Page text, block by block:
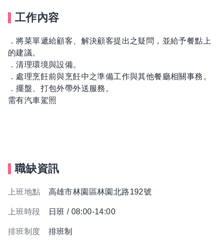
工作內容
．將菜單遞給顧客、解決顧客提出之疑問，並給予餐點上
的建議。
．清理環境與設備。
．處理烹飪前與烹飪中之準備工作與其他餐廳相關事務。
．擺盤、打包外帶外送服務。
需有汽車駕照
職缺資訊
上班地點 高雄市林園區林園北路192號
上班時段 日班 / 08:00-14:00
排班制度 排班制